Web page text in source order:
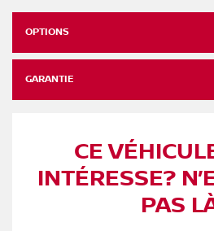
OPTIONS
GARANTIE
CE
INTÉRESSE?
PAS